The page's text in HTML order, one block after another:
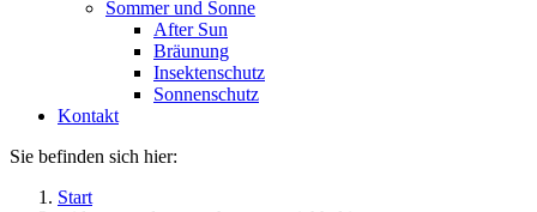
Sommer und Sonne
After Sun
Bräunung
Insektenschutz
Sonnenschutz
Kontakt
Sie befinden sich hier:
Start